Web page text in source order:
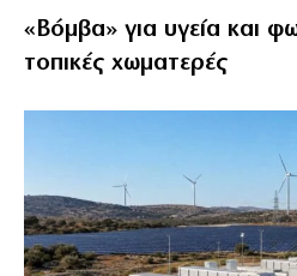
«Βόμβα» για υγεία και
τοπικές χωματερές